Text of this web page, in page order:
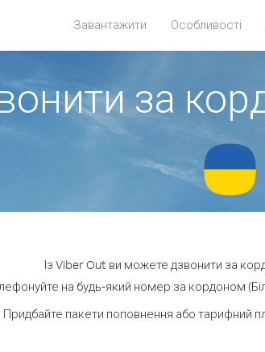
Завантажити Особливості
за
Із Viber Out ви можете дзвонити за
на будь-який номер за кордоном
Придбайте пакети поповнення або тарифний